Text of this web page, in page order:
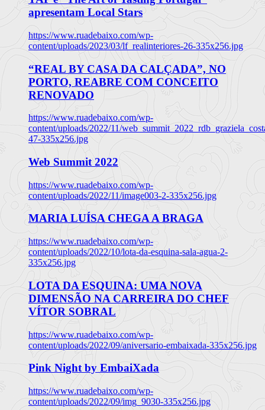
apresentam Local Stars
https://www.ruadebaixo.com/wp-
content/uploads/2023/03/lf_realinteriores-26-335x256.jpg
“REAL BY CASA DA CALÇADA”, NO
PORTO, REABRE COM CONCEITO
RENOVADO
https://www.ruadebaixo.com/wp-
content/uploads/2022/11/
47-335x256.jpg
Web Summit 2022
https://www.ruadebaixo.com/wp-
content/uploads/2022/11/image003-2-335x256.jpg
MARIA LUÍSA CHEGA A BRAGA
https://www.ruadebaixo.com/wp-
content/uploads/2022/10/lota-da-esquina-sala-agua-2-
335x256.jpg
LOTA DA ESQUINA: UMA NOVA
DIMENSÃO NA CARREIRA DO CHEF
VÍTOR SOBRAL
https://www.ruadebaixo.com/wp-
content/uploads/2022/09/aniversario-embaixada-335x256.jpg
Pink Night by EmbaiXada
https://www.ruadebaixo.com/wp-
content/uploads/2022/09/img_9030-335x256.jpg